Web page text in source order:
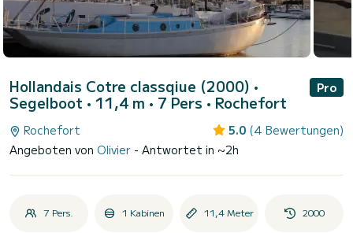
Hollandais Cotre classqiue (2000) •
Segelboot • 11,4 m • 7 Pers • Rochefort
Pro
Rochefort 5.0 (4 Bewertungen)
Angeboten von Olivier - Antwortet in ~2h
7 Pers. 1 Kabinen 11,4 Meter 2000